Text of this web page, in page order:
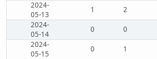
2024-
05-13
1 2
2024-
05-14
0 0
2024-
05-15
0 1